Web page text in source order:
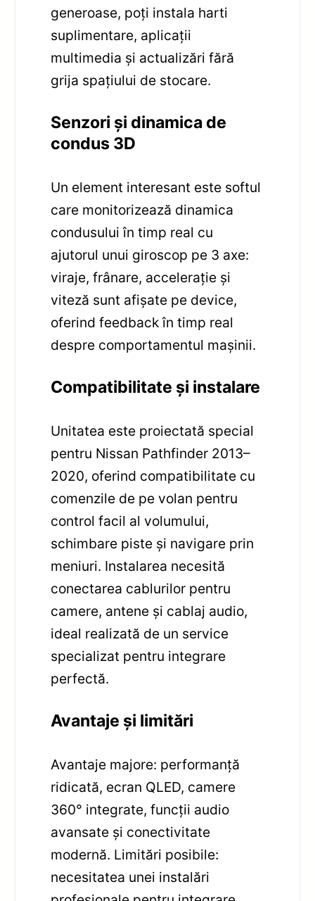
generoase, poți instala harti
suplimentare, aplicații
multimedia și actualizări fără
grija spațiului de stocare.
Senzori și dinamica de
condus 3D
Un element interesant este softul
care monitorizează dinamica
condusului în timp real cu
ajutorul unui giroscop pe 3 axe:
viraje, frânare, accelerație și
viteză sunt afișate pe device,
oferind feedback în timp real
despre comportamentul mașinii.
Compatibilitate și instalare
Unitatea este proiectată special
pentru Nissan Pathfinder 2013–
2020, oferind compatibilitate cu
comenzile de pe volan pentru
control facil al volumului,
schimbare piste și navigare prin
meniuri. Instalarea necesită
conectarea cablurilor pentru
camere, antene și cablaj audio,
ideal realizată de un service
specializat pentru integrare
perfectă.
Avantaje și limitări
Avantaje majore: performanță
ridicată, ecran QLED, camere
360° integrate, funcții audio
avansate și conectivitate
modernă. Limitări posibile:
necesitatea unei instalări